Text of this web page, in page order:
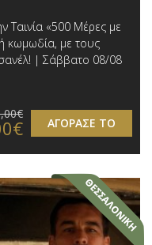
Ταινία «500 Μέρες με
κωμωδία, με τους
| Σάββατο 08/08
ΑΓΟΡΑΣΕ ΤΟ